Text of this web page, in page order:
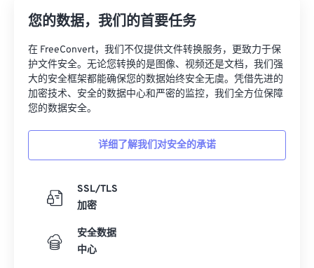
您的数据，我们的首要任务
在 FreeConvert，我们不仅提供文件转换服务，更致力于保
护文件安全。无论您转换的是图像、视频还是文档，我们强
大的安全框架都能确保您的数据始终安全无虞。凭借先进的
加密技术、安全的数据中心和严密的监控，我们全方位保障
您的数据安全。
详细了解我们对安全的承诺
SSL/TLS
加密
安全数据
中心